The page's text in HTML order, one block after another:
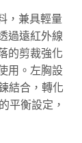
，兼具輕量
過遠紅外線
的剪裁強化
用。左胸設
結合，轉化
平衡設定，